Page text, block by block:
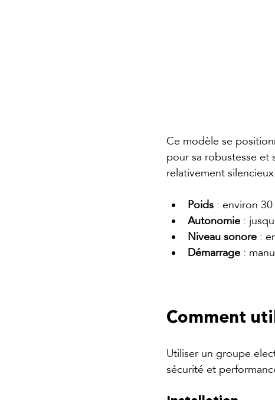
Ce modèle se
pour sa robustesse et
relativement
Poids : environ
Autonomie :
Niveau sonore :
Démarrage :
Comment
Utiliser un groupe
sécurité et